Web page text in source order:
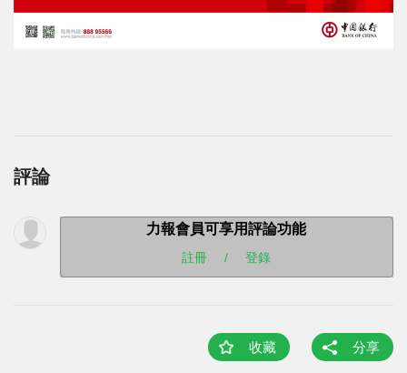
評論
力報會員可享用評論功能
註冊 / 登錄
收藏 分享